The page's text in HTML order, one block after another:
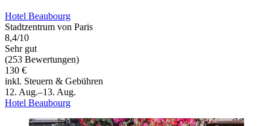
Hotel Beaubourg
Stadtzentrum von Paris
8,4/10
Sehr gut
(253 Bewertungen)
130 €
inkl. Steuern & Gebühren
12. Aug.–13. Aug.
Hotel Beaubourg